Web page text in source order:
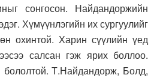
сонгосон. Найдандоржийн
Хүмүүнлэгийн их сургуулийг
охинтой. Харин сүүлийн үед
салсан гэж ярих боллоо.
бололтой. Т.Найдандорж, Болд,